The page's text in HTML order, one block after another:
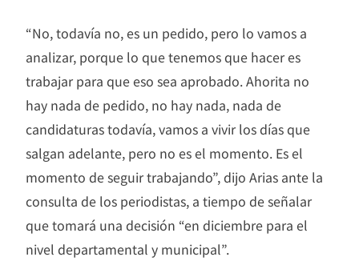
“No, todavía no, es un pedido, pero lo vamos a
analizar, porque lo que tenemos que hacer es
trabajar para que eso sea aprobado. Ahorita no
hay nada de pedido, no hay nada, nada de
candidaturas todavía, vamos a vivir los días que
salgan adelante, pero no es el momento. Es el
momento de seguir trabajando”, dijo Arias ante la
consulta de los periodistas, a tiempo de señalar
que tomará una decisión “en diciembre para el
nivel departamental y municipal”.